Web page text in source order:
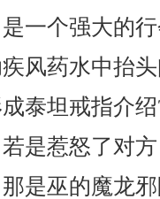
一个强大的
风药水中抬
泰坦戒指介
是惹怒了对
是巫的魔龙